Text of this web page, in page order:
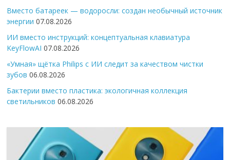
Вместо батареек — водоросли: создан необычный источник
энергии 07.08.2026
ИИ вместо инструкций: концептуальная клавиатура
KeyFlowAI 07.08.2026
«Умная» щётка Philips с ИИ следит за качеством чистки
зубов 06.08.2026
Бактерии вместо пластика: экологичная коллекция
светильников 06.08.2026